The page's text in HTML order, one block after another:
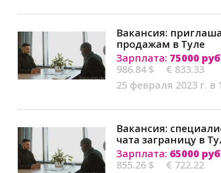
Вакансия:
продажам в Туле
Зарплата: 75000
986.84 $
€ 833.33
25 февраля 2023 г. в
Вакансия:
чата заграницу в
Зарплата: 65000
855.26 $
€ 722.22